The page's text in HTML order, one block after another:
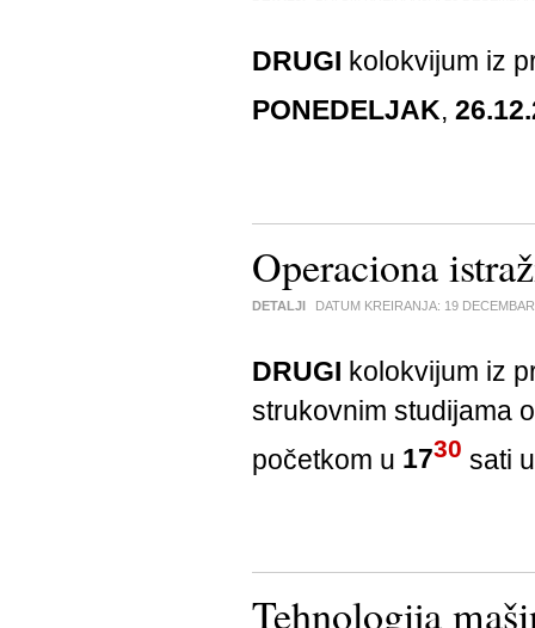
DRUGI
kolokvijum iz
PONEDELJAK,
Operaciona
DETALJI DATUM KREIRANJA: 19
DRUGI kolokvijum iz
strukovnim studijama
početkom u 1730 sati
Tehnologija